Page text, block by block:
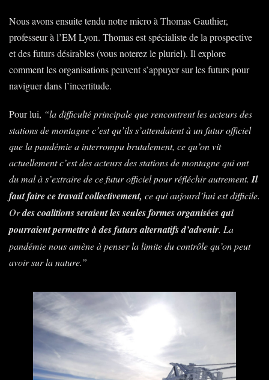
Nous avons ensuite tendu notre micro à Thomas Gauthier,
professeur à l’EM Lyon. Thomas est spécialiste de la prospective
et des futurs désirables (vous noterez le pluriel). Il explore
comment les organisations peuvent s’appuyer sur les futurs pour
naviguer dans l’incertitude.
Pour lui, “la difficulté principale que rencontrent les acteurs des
stations de montagne c’est qu’ils s’attendaient à un futur officiel
que la pandémie a interrompu brutalement, ce qu’on vit
actuellement c’est des acteurs des stations de montagne qui ont
du mal à s’extraire de ce futur officiel pour réfléchir autrement.Il
faut faire ce travail collectivement, ce qui aujourd’hui est difficile.
Ordes coalitions seraient les seules formes organisées qui
pourraient permettre à des futurs alternatifs d’advenir. La
pandémie nous amène à penser la limite du contrôle qu’on peut
avoir sur la nature.”